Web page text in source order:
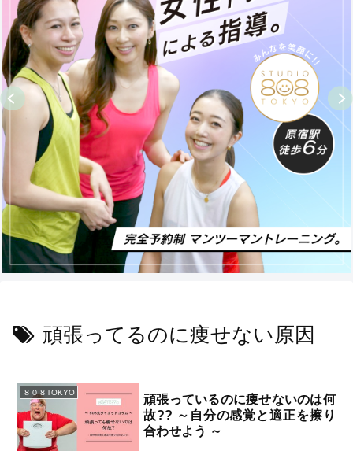
頑張ってるのに痩せない原因
８０８TOKYO
頑張っているのに痩せないのは何
故?? ～自分の感覚と適正を擦り
合わせよう ～